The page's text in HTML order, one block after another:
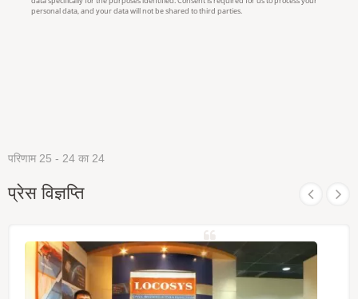
परिणाम 25 - 24 का 24
प्रेस विज्ञप्ति